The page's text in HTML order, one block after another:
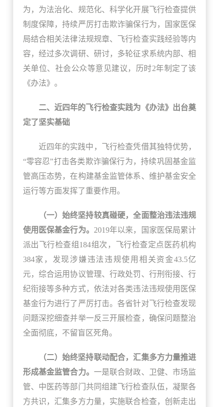
为，为法治化、规范化、科学化开展飞行检查提供
制度保障，持续严厉打击欺诈骗保行为，国家医保
局结合相关法律法规规章、飞行检查实践经验等内
容，经过多次调研、研讨，多轮征求系统内部、相
关单位、社会公众等意见建议，历时2年制定了该
《办法》。
二、近四年的飞行检查实践为《办法》出台奠
定了坚实基础
近四年的实践中，飞行检查凭借其独特优势，
“零容忍”打击各类欺诈骗保行为，持续巩固基金监
管高压态势，在构建基金监管体系、维护基金安全
运行等方面发挥了重要作用。
（一）始终坚持较真碰硬，全面整治违法违规
使用医保基金行为。 2019年以来，国家医保局累计
派出飞行检查组184组次，飞行检查定点医药机构
384家，发现涉嫌违法违规使用相关资金43.5亿
元，综合运用协议管理、行政处罚、行刑衔接、行
纪衔接等多种方式，依法对各类违法违规使用医保
基金行为进行了严厉打击。各省针对飞行检查发现
问题深挖细查并举一反三开展检查，确保问题整治
全面彻底，不留盲区死角。
（二）始终坚持联动配合，汇集多方力量推进
形成基金监管合力。 一是联合财政、卫健、市场监
管、中医药等部门共同组建飞行检查队伍，凝聚各
方共识，汇集多方力量，实施联合检查，创新走出